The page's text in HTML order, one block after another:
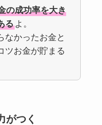
の成功率を大き
るよ。
なかったお金と
ツお金が貯まる
がつく